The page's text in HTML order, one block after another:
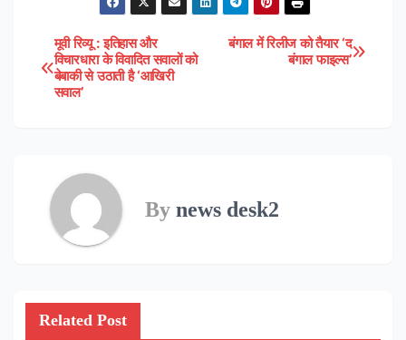
Post
navigation
बंगाल में रिलीज को तैयार ‘द
बंगाल फाइल्स’
मूवी रिव्यू : इतिहास और
विचारधारा के विवादित सवालों को
बेबाकी से उठाती है ‘आखिरी
सवाल’
By news desk2
Related Post